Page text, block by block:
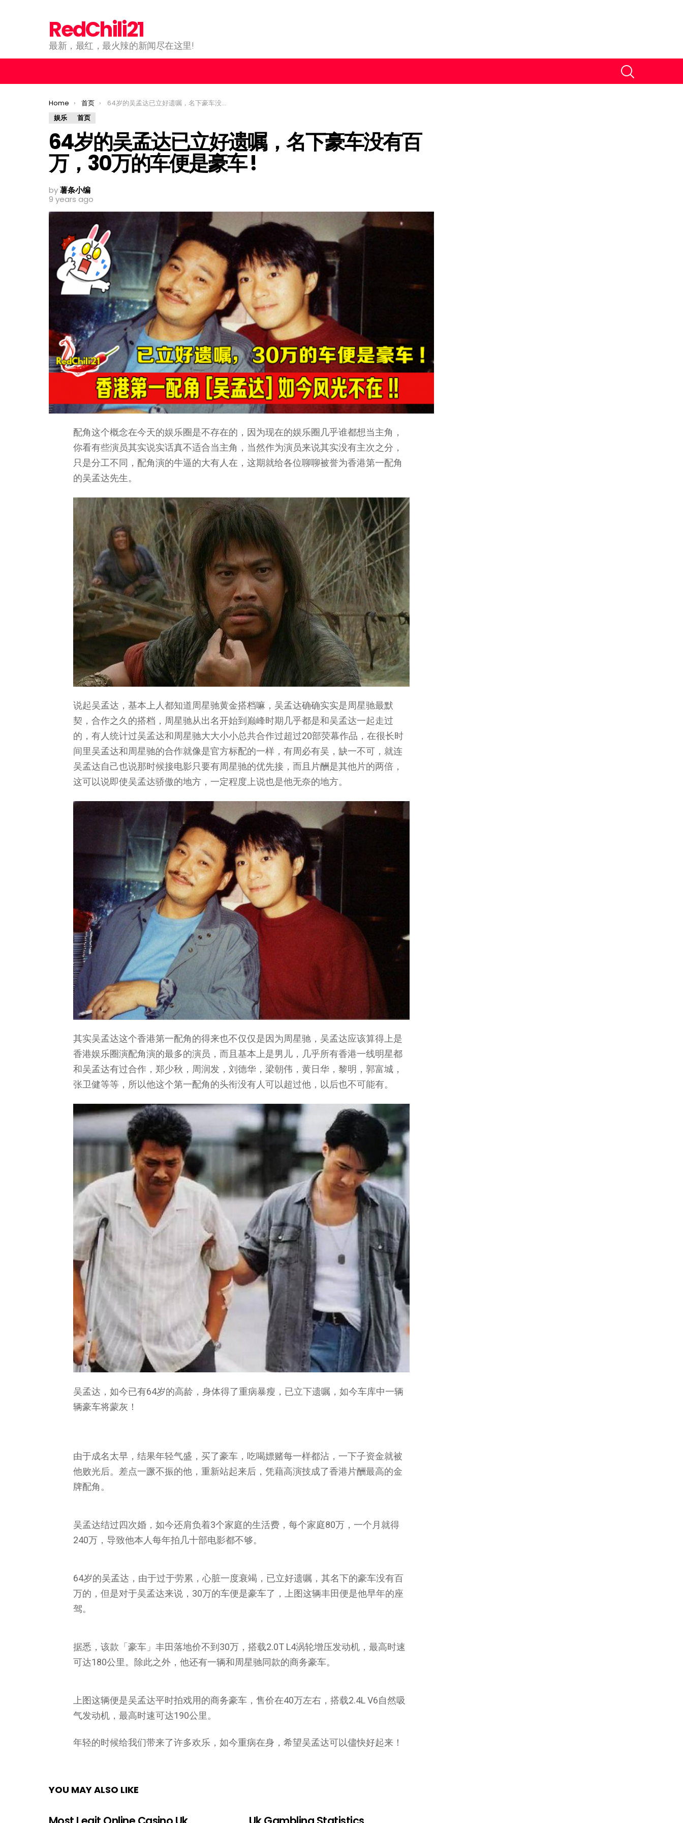
RedChili21
最新，最红，最火辣的新闻尽在这里!
You are here:
Home 首页
64岁的吴孟达已立好遗嘱，名下豪车没有百万，30万的车便是豪车 !
娱乐
首页
64岁的吴孟达已立好遗嘱，名下豪车没有百
万，30万的车便是豪车 !
by薯条小编
9 years ago
配角这个概念在今天的娱乐圈是不存在的，因为现在的娱乐圈几乎谁都想当主角，
你看有些演员其实说实话真不适合当主角，当然作为演员来说其实没有主次之分，
只是分工不同，配角演的牛逼的大有人在，这期就给各位聊聊被誉为香港第一配角
的吴孟达先生。
说起吴孟达，基本上人都知道周星驰黄金搭档嘛，吴孟达确确实实是周星驰最默
契，合作之久的搭档，周星驰从出名开始到巅峰时期几乎都是和吴孟达一起走过
的，有人统计过吴孟达和周星驰大大小小总共合作过超过20部荧幕作品，在很长时
间里吴孟达和周星驰的合作就像是官方标配的一样，有周必有吴，缺一不可，就连
吴孟达自己也说那时候接电影只要有周星驰的优先接，而且片酬是其他片的两倍，
这可以说即使吴孟达骄傲的地方，一定程度上说也是他无奈的地方。
其实吴孟达这个香港第一配角的得来也不仅仅是因为周星驰，吴孟达应该算得上是
香港娱乐圈演配角演的最多的演员，而且基本上是男儿，几乎所有香港一线明星都
和吴孟达有过合作，郑少秋，周润发，刘德华，梁朝伟，黄日华，黎明，郭富城，
张卫健等等，所以他这个第一配角的头衔没有人可以超过他，以后也不可能有。
吴孟达，如今已有64岁的高龄，身体得了重病暴瘦，已立下遗嘱，如今车库中一辆
辆豪车将蒙灰！
由于成名太早，结果年轻气盛，买了豪车，吃喝嫖赌每一样都沾，一下子资金就被
他败光后。差点一蹶不振的他，重新站起来后，凭藉高演技成了香港片酬最高的金
牌配角。
吴孟达结过四次婚，如今还肩负着3个家庭的生活费，每个家庭80万，一个月就得
240万，导致他本人每年拍几十部电影都不够。
64岁的吴孟达，由于过于劳累，心脏一度衰竭，已立好遗嘱，其名下的豪车没有百
万的，但是对于吴孟达来说，30万的车便是豪车了，上图这辆丰田便是他早年的座
驾。
据悉，该款「豪车」丰田落地价不到30万，搭载2.0T L4涡轮增压发动机，最高时速
可达180公里。除此之外，他还有一辆和周星驰同款的商务豪车。
上图这辆便是吴孟达平时拍戏用的商务豪车，售价在40万左右，搭载2.4L V6自然吸
气发动机，最高时速可达190公里。
年轻的时候给我们带来了许多欢乐，如今重病在身，希望吴孟达可以儘快好起来！
YOU MAY ALSO LIKE